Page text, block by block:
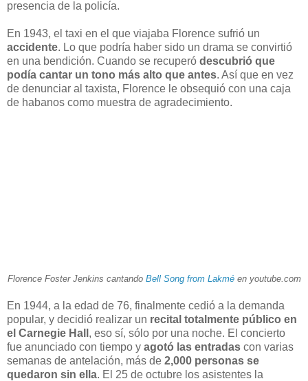
presencia de la policía.
En 1943, el taxi en el que viajaba Florence sufrió un
accidente. Lo que podría haber sido un drama se convirtió
en una bendición. Cuando se recuperó descubrió que
podía cantar un tono más alto que antes. Así que en vez
de denunciar al taxista, Florence le obsequió con una caja
de habanos como muestra de agradecimiento.
Florence Foster Jenkins cantando Bell Song from Lakméen youtube.com
En 1944, a la edad de 76, finalmente cedió a la demanda
popular, y decidió realizar un recital totalmente público en
el Carnegie Hall , eso sí, sólo por una noche. El concierto
fue anunciado con tiempo y agotó las entradas con varias
semanas de antelación, más de 2,000 personas se
quedaron sin ella. El 25 de octubre los asistentes la